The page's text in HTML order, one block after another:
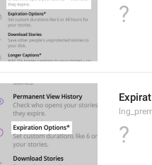
?
?